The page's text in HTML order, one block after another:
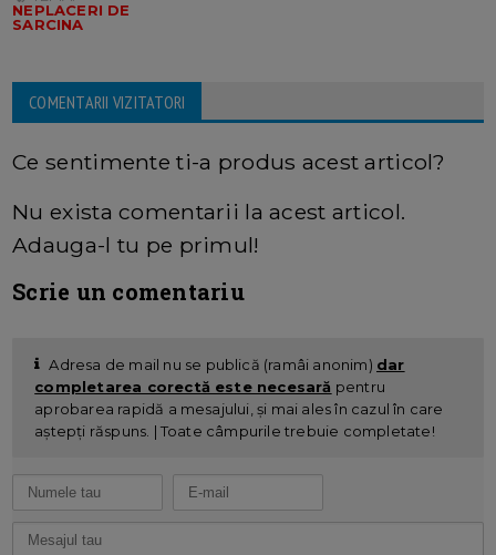
NEPLACERI DE
SARCINA
COMENTARII VIZITATORI
Ce sentimente ti-a produs acest articol?
Nu exista comentarii la acest articol.
Adauga-l tu pe primul!
Scrie un comentariu
Adresa de mail nu se publică (ramâi anonim) dar
completarea corectă este necesară pentru
aprobarea rapidă a mesajului, și mai ales în cazul în care
aștepți răspuns. | Toate câmpurile trebuie completate!